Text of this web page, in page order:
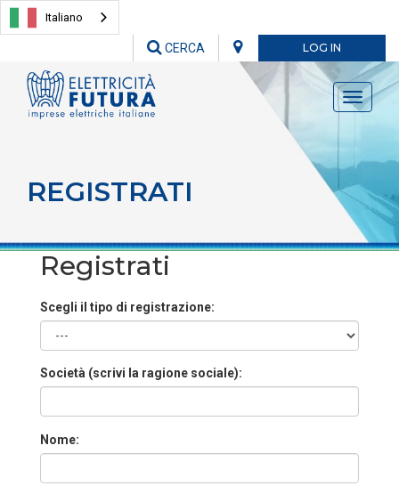
Italiano
LOG IN
CERCA
Toggle
REGISTRATI
Registrati
Scegli il tipo di registrazione:
Società (scrivi la ragione sociale):
Nome: